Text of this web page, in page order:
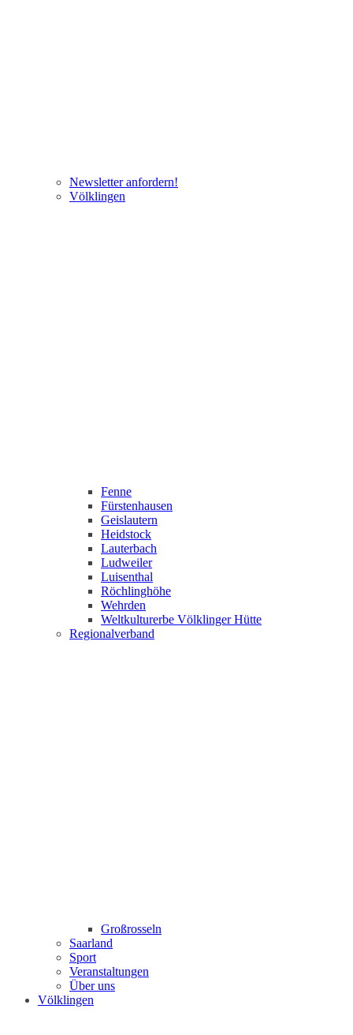
Newsletter anfordern!
Völklingen
Fenne
Fürstenhausen
Geislautern
Heidstock
Lauterbach
Ludweiler
Luisenthal
Röchlinghöhe
Wehrden
Weltkulturerbe Völklinger Hütte
Regionalverband
Großrosseln
Saarland
Sport
Veranstaltungen
Über uns
Völklingen